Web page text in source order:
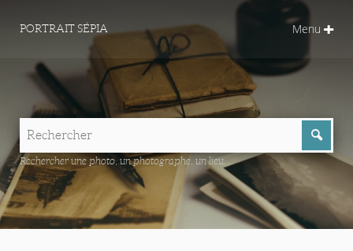
PORTRAIT SÉPIA Menu
Rechercher une photo, un photographe, un lieu...